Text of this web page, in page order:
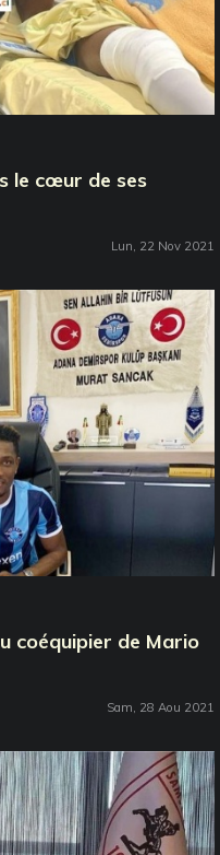
le cœur de ses
Lun, 22 Nov 2021
coéquipier de Mario
Sam, 28 Aou 2021